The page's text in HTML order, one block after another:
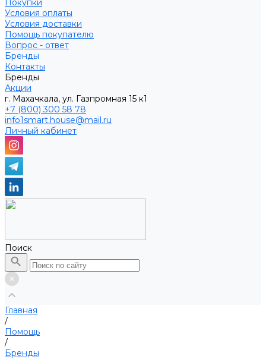
Покупки
Условия оплаты
Условия доставки
Помощь покупателю
Вопрос - ответ
Бренды
Контакты
Бренды
Акции
г. Махачкала, ул. Газпромная 15 к1
+7 (800) 300 58 78
info1smart.house@mail.ru
Личный кабинет
Поиск
Главная
/
Помощь
/
Бренды